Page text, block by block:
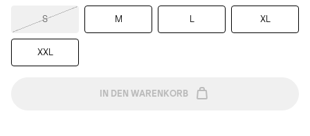
S M L XL
XXL
IN DEN WARENKORB